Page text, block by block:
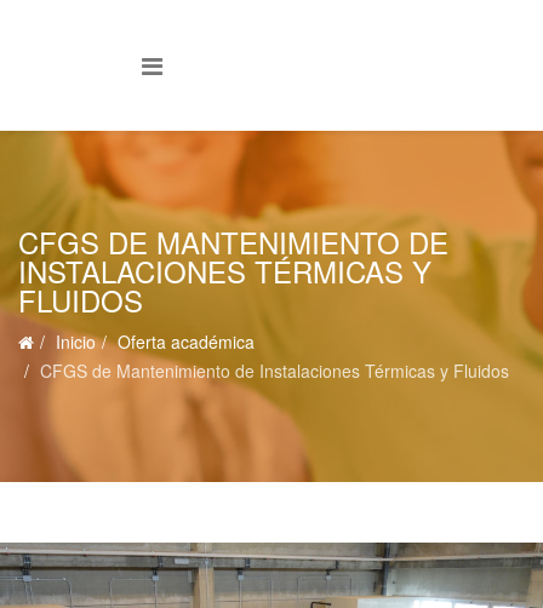
CFGS DE MANTENIMIENTO DE
INSTALACIONES TÉRMICAS Y
FLUIDOS
Inicio
Oferta académica
CFGS de Mantenimiento de Instalaciones Térmicas y Fluidos